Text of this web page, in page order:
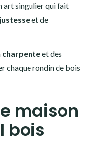
art singulier qui fait
justesseet de
charpenteet des
chaque rondin de bois
maison
bois